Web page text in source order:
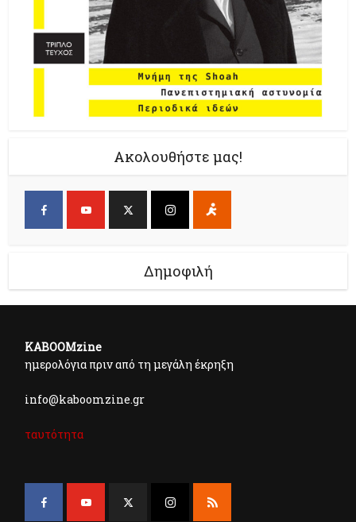
Ακολουθήστε μας!
Δημοφιλή
KABOOMzine
ημερολόγια πριν από τη μεγάλη έκρηξη
info@kaboomzine.gr
ταυτότητα